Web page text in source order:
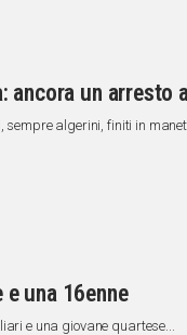
ancora un arresto
algerini, finiti in
una 16enne
e una giovane quartese...